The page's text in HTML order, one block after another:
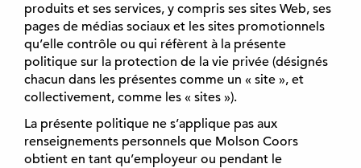
produits et ses services, y compris ses sites Web, ses
pages de médias sociaux et les sites promotionnels
qu’elle contrôle ou qui réfèrent à la présente
politique sur la protection de la vie privée (désignés
chacun dans les présentes comme un « site », et
collectivement, comme les « sites »).
La présente politique ne s’applique pas aux
renseignements personnels que Molson Coors
obtient en tant qu’employeur ou pendant le